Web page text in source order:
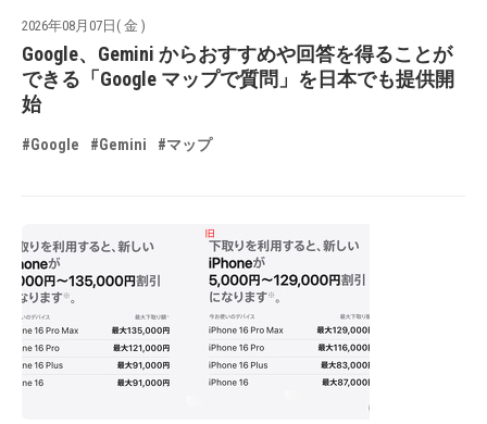
2026年08月07日( 金 )
Google、Gemini からおすすめや回答を得ることが
できる「Google マップで質問」を日本でも提供開
始
#Google #Gemini #マップ